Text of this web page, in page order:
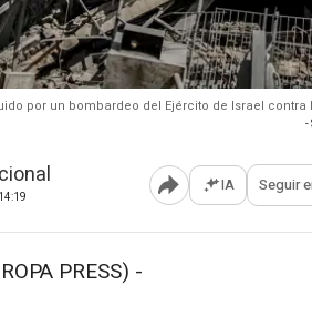
por un bombardeo del Ejército de Israel
-
Abrir opciones
IA Seguir
PRESS) -